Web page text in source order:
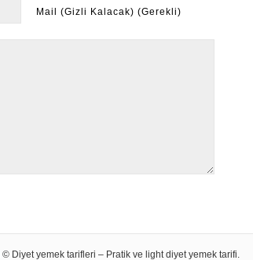
Mail (Gizli Kalacak) (Gerekli)
© Diyet yemek tarifleri – Pratik ve light diyet yemek tarifi.